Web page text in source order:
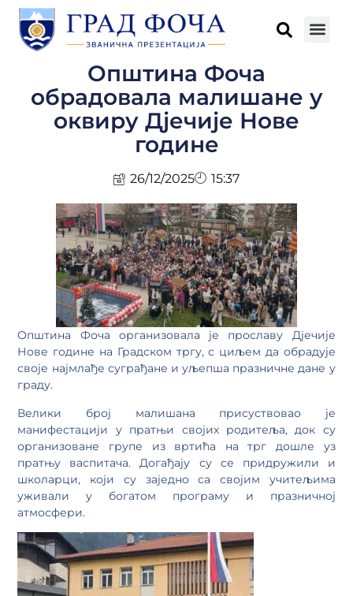
Општина Фоча
обрадовала малишане у
оквиру Дјечије Нове
године
26/12/2025 15:37
Општина Фоча организовала је прославу Дјечије
Нове године на Градском тргу, с циљем да обрадује
своје најмлађе суграђане и уљепша празничне дане у
граду.
Велики број малишана присуствовао је
манифестацији у пратњи својих родитеља, док су
организоване групе из вртића на трг дошле уз
пратњу васпитача. Догађају су се придружили и
школарци, који су заједно са својим учитељима
уживали у богатом програму и празничној
атмосфери.